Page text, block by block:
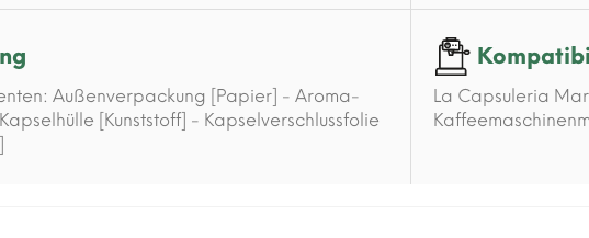
Außenverpackung [Papier] - Aroma-
[Kunststoff] - Kapselverschlussfolie
La Capsuleria